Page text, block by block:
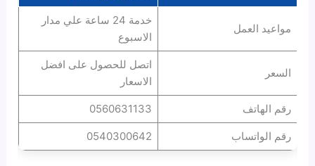
مواعيد العمل
خدمة 24 ساعة علي مدار
الاسبوع
السعر
اتصل للحصول على افضل
الاسعار
رقم الهاتف 0560631133
رقم الواتساب 0540300642